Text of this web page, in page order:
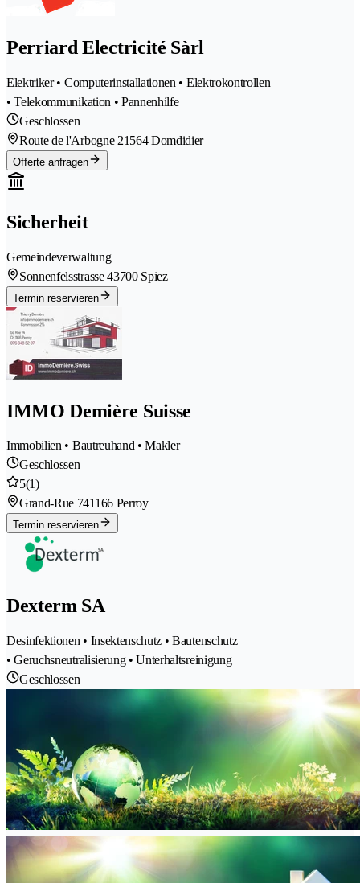
Perriard Electricité Sàrl
Elektriker • Computerinstallationen • Elektrokontrollen
• Telekommunikation • Pannenhilfe
Geschlossen
Route de l'Arbogne 21564 Domdidier
Offerte anfragen
Sicherheit
Gemeindeverwaltung
Sonnenfelsstrasse 43700 Spiez
Termin reservieren
IMMO Demière Suisse
Immobilien • Bautreuhand • Makler
Geschlossen
5(1)
Grand-Rue 741166 Perroy
Termin reservieren
Dexterm SA
Desinfektionen • Insektenschutz • Bautenschutz
• Geruchsneutralisierung • Unterhaltsreinigung
Geschlossen